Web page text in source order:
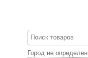
Город не определен